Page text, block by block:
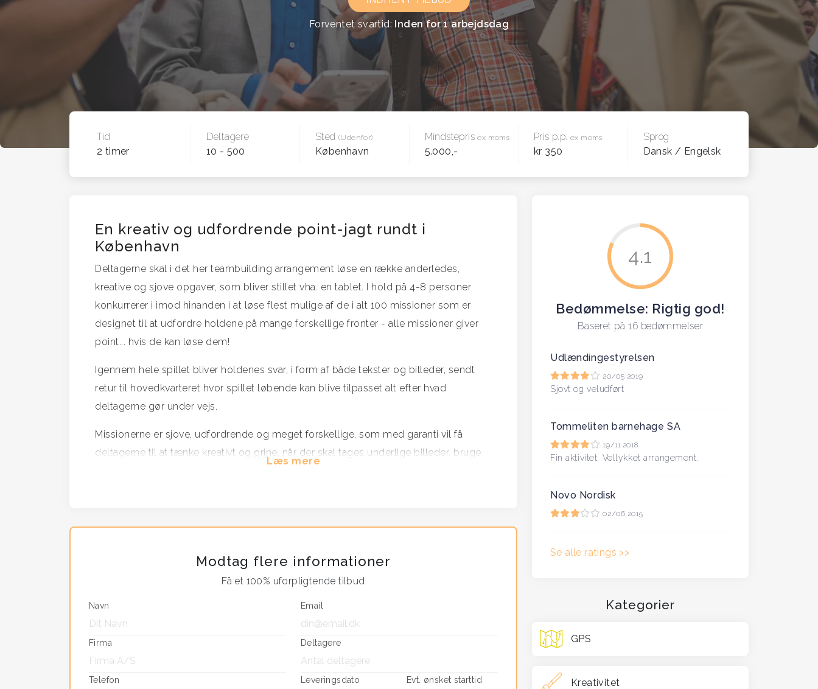
Forventet svartid: Inden for 1 arbejdsdag
Tid
2 timer
Deltagere
10 - 500
Sted (Udenfor)
København
Mindsteprisex moms
5.000,-
Pris p.p. ex moms
kr 350
Sprog
Dansk / Engelsk
En kreativ og udfordrende point-jagt rundt i
København
Deltagerne skal i det her teambuilding arrangement løse en række anderledes,
kreative og sjove opgaver, som bliver stillet vha. en tablet. I hold på 4-8 personer
konkurrerer i imod hinanden i at løse flest mulige af de i alt 100 missioner som er
designet til at udfordre holdene på mange forskellige fronter - alle missioner giver
point... hvis de kan løse dem!
Igennem hele spillet bliver holdenes svar, i form af både tekster og billeder, sendt
retur til hovedkvarteret hvor spillet løbende kan blive tilpasset alt efter hvad
deltagerne gør under vejs.
Missionerne er sjove, udfordrende og meget forskellige, som med garanti vil få
deltagerne til at tænke kreativt og grine, når der skal tages underlige billeder, bruge
Denne aktivitet er specielt god til dem der gerne vil lære hinanden bedre at kende,
udfordres kreativt, og arbejde som et hold på en ny og anderledes måde.
Spillet kan både gennemføres ude og inde.
Læs mere
Modtag flere informationer
Få et 100% uforpligtende tilbud
Navn
Firma
Telefon
Email
Deltagere
Leveringsdato Evt. ønsket starttid
4.1
Bedømmelse: Rigtig god!
Baseret på 16 bedømmelser
Udlændingestyrelsen
20/05 2019
Sjovt og veludført
Tommeliten barnehage SA
19/11 2018
Fin aktivitet. Vellykket arrangement.
Novo Nordisk
02/06 2015
Se alle ratings >>
Kategorier
GPS
Kreativitet